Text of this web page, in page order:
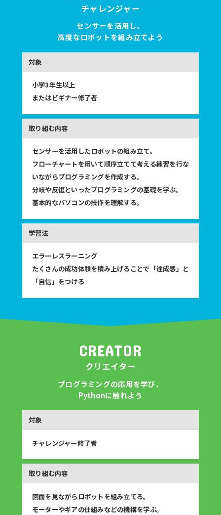
チャレンジャー
センサーを活用し、
高度なロボットを組み立てよう
小学3年生以上
またはビギナー修了者
センサーを活用したロボットの組み立て。
フローチャートを用いて順序立てて考える練習を行な
いながらプログラミングを作成する。
分岐や反復といったプログラミングの基礎を学ぶ。
基本的なパソコンの操作を理解する。
エラーレスラーニング
たくさんの成功体験を積み上げることで「達成感」と
「自信」をつける
CREATOR
クリエイター
プログラミングの応用を学び、
Pythonに触れよう
チャレンジャー修了者
図面を見ながらロボットを組み立てる。
モーターやギアの仕組みなどの機構を学ぶ。